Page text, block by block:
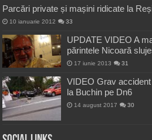
Parcări private și mașini ridicate la
10 ianuarie 2012 33
UPDATE VIDEO A
părintele Nicoară
17 iunie 2013 31
VIDEO Grav
la Buchin pe Dn6
14 august 2017 30